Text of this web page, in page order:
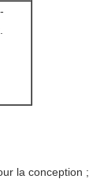
la conception ;